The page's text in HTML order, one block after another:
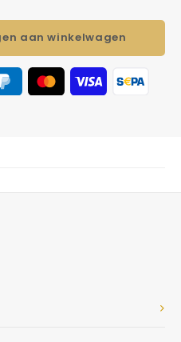
aan winkelwagen